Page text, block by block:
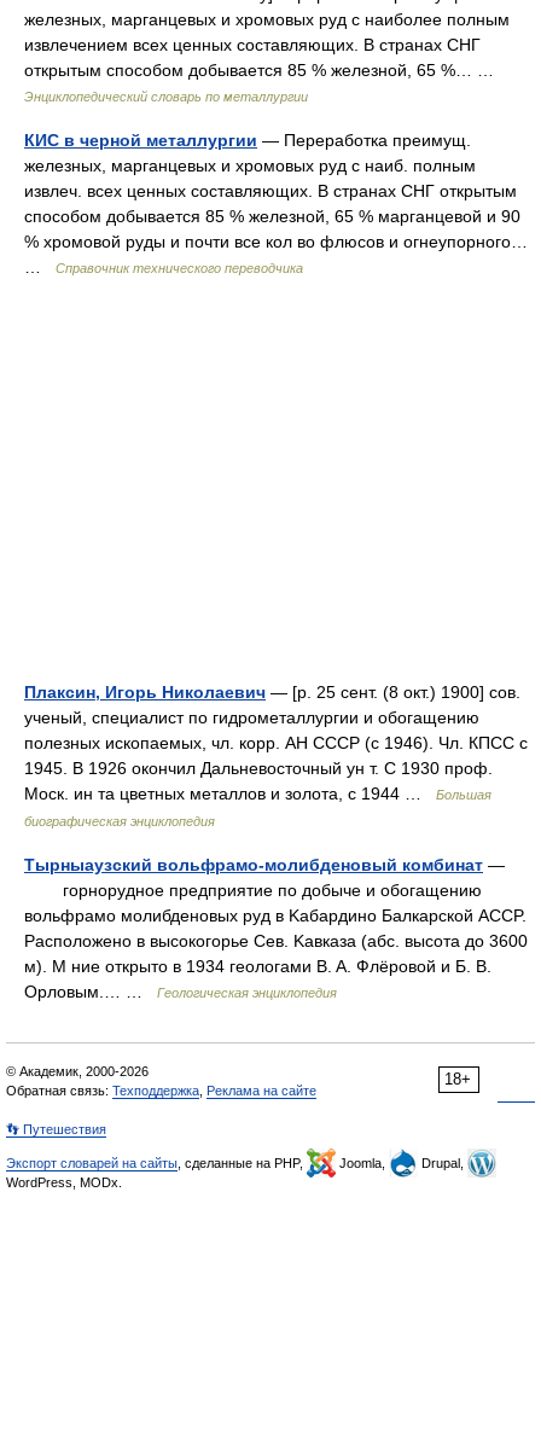
железных, марганцевых и хромовых руд с наиболее полным
извлечением всех ценных составляющих. В странах СНГ
открытым способом добывается 85 % железной, 65 %… …
Энциклопедический словарь по металлургии
КИС в черной металлургии — Переработка преимущ.
железных, марганцевых и хромовых руд с наиб. полным
извлеч. всех ценных составляющих. В странах СНГ открытым
способом добывается 85 % железной, 65 % марганцевой и 90
% хромовой руды и почти все кол во флюсов и огнеупорного…
Справочник технического переводчика
Плаксин, Игорь Николаевич — [р. 25 сент. (8 окт.) 1900] сов.
ученый, специалист по гидрометаллургии и обогащению
полезных ископаемых, чл. корр. АН СССР (с 1946). Чл. КПСС с
1945. В 1926 окончил Дальневосточный ун т. С 1930 проф.
Моск. ин та цветных металлов и золота, с 1944 …
Большая
биографическая энциклопедия
Тырныаузский вольфрамо-молибденовый комбинат —
горнорудное предприятие по добыче и обогащению
вольфрамо молибденовых руд в Kабардино Балкарской ACCP.
Pасположено в высокогорье Cев. Kавказа (абс. высота до 3600
м). M ние открыто в 1934 геологами B. A. Флёровой и Б. B.
Oрловым.… …
Геологическая энциклопедия
18+
© Академик, 2000-2026
Обратная связь: Техподдержка Реклама на сайте
👣 Путешествия
Экспорт словарей на сайты , сделанные на PHP, Joomla,
Drupal,
WordPress, MODx.